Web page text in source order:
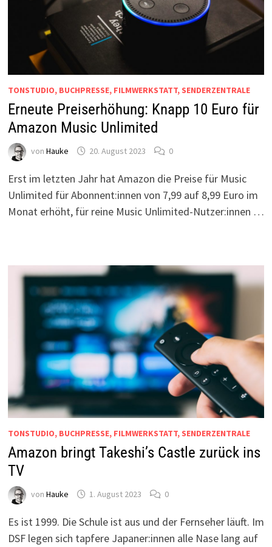
TONSTUDIO, BUCHPRESSE, FILMWERKSTATT, SENDERZENTRALE
Erneute Preiserhöhung: Knapp 10 Euro für
Amazon Music Unlimited
von Hauke 20. August 2023 0
Erst im letzten Jahr hat Amazon die Preise für Music
Unlimited für Abonnent:innen von 7,99 auf 8,99 Euro im
Monat erhöht, für reine Music Unlimited-Nutzer:innen …
TONSTUDIO, BUCHPRESSE, FILMWERKSTATT, SENDERZENTRALE
Amazon bringt Takeshi’s Castle zurück ins
TV
von Hauke 1. August 2023 0
Es ist 1999. Die Schule ist aus und der Fernseher läuft. Im
DSF legen sich tapfere Japaner:innen alle Nase lang auf